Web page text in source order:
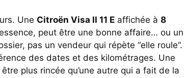
Une Citroën Visa II 11 E affichée à 8
peut être une bonne affaire… ou un
pas un vendeur qui répète “elle roule”.
des dates et des kilométrages. Une
plus rincée qu’une autre qui a fait de la